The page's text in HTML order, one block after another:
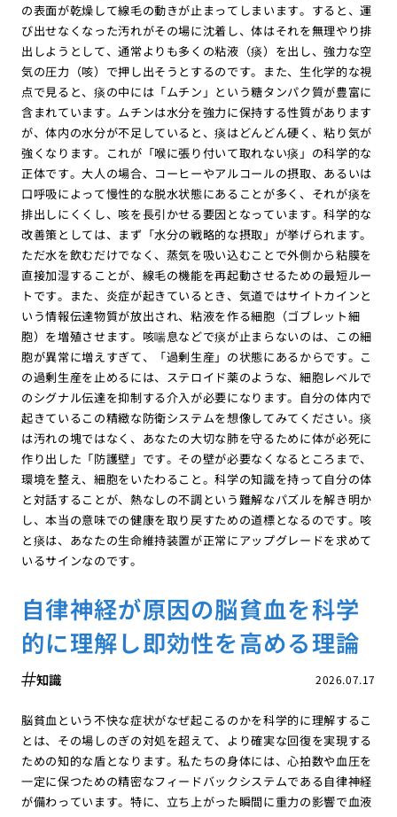
の表面が乾燥して線毛の動きが止まってしまいます。すると、運
び出せなくなった汚れがその場に沈着し、体はそれを無理やり排
出しようとして、通常よりも多くの粘液（痰）を出し、強力な空
気の圧力（咳）で押し出そうとするのです。また、生化学的な視
点で見ると、痰の中には「ムチン」という糖タンパク質が豊富に
含まれています。ムチンは水分を強力に保持する性質があります
が、体内の水分が不足していると、痰はどんどん硬く、粘り気が
強くなります。これが「喉に張り付いて取れない痰」の科学的な
正体です。大人の場合、コーヒーやアルコールの摂取、あるいは
口呼吸によって慢性的な脱水状態にあることが多く、それが痰を
排出しにくくし、咳を長引かせる要因となっています。科学的な
改善策としては、まず「水分の戦略的な摂取」が挙げられます。
ただ水を飲むだけでなく、蒸気を吸い込むことで外側から粘膜を
直接加湿することが、線毛の機能を再起動させるための最短ルー
トです。また、炎症が起きているとき、気道ではサイトカインと
いう情報伝達物質が放出され、粘液を作る細胞（ゴブレット細
胞）を増殖させます。咳喘息などで痰が止まらないのは、この細
胞が異常に増えすぎて、「過剰生産」の状態にあるからです。こ
の過剰生産を止めるには、ステロイド薬のような、細胞レベルで
のシグナル伝達を抑制する介入が必要になります。自分の体内で
起きているこの精緻な防衛システムを想像してみてください。痰
は汚れの塊ではなく、あなたの大切な肺を守るために体が必死に
作り出した「防護壁」です。その壁が必要なくなるところまで、
環境を整え、細胞をいたわること。科学の知識を持って自分の体
と対話することが、熱なしの不調という難解なパズルを解き明か
し、本当の意味での健康を取り戻すための道標となるのです。咳
と痰は、あなたの生命維持装置が正常にアップグレードを求めて
いるサインなのです。
自律神経が原因の脳貧血を科学
的に理解し即効性を高める理論
2026.07.17
知識
脳貧血という不快な症状がなぜ起こるのかを科学的に理解するこ
とは、その場しのぎの対処を超えて、より確実な回復を実現する
ための知的な盾となります。私たちの身体には、心拍数や血圧を
一定に保つための精密なフィードバックシステムである自律神経
が備わっています。特に、立ち上がった瞬間に重力の影響で血液